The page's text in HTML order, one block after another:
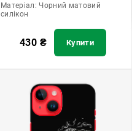
Матеріал: Чорний матовий
силікон
430 ₴ Купити